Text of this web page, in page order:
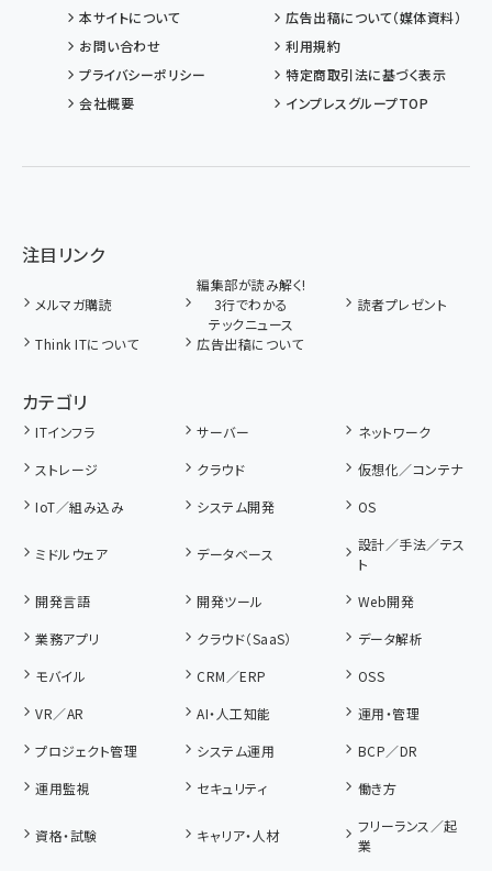
本サイトについて
広告出稿について（媒体資料）
お問い合わせ
利用規約
プライバシーポリシー
特定商取引法に基づく表示
会社概要
インプレスグループTOP
注目リンク
メルマガ購読
編集部が読み解く!
3行でわかる
テックニュース
読者プレゼント
Think ITについて 広告出稿について
カテゴリ
ITインフラ サーバー
ネットワーク
ストレージ
クラウド
仮想化／コンテナ
IoT／組み込み
システム開発 OS
ミドルウェア データベース
設計／手法／テス
ト
開発言語
開発ツール
Web開発
業務アプリ
クラウド（SaaS）
データ解析
モバイル
CRM／ERP
OSS
VR／AR
AI・人工知能
運用・管理
プロジェクト管理
システム運用
BCP／DR
運用監視
セキュリティ 働き方
資格・試験 キャリア・人材
フリーランス／起
業